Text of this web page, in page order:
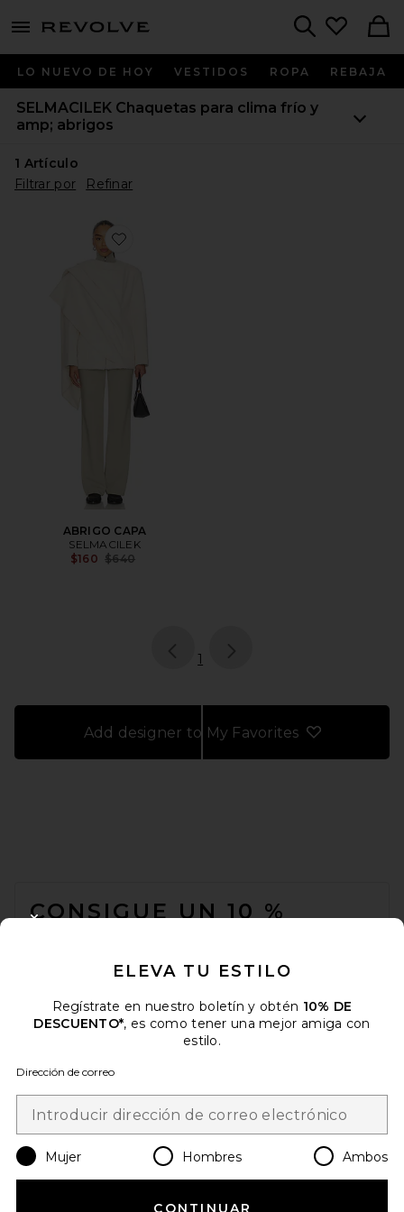
menu - shows more content
LO NUEVO DE HOY VESTIDOS ROPA REBAJA
SELMACILEK Chaquetas para clima frío y
amp; abrigos
1 Art­ículo
Filtrar por
Refinar
Favorite ABRIGO CAPA
ABRIGO CAPA
SELMACILEK
$160 Previous price:
$640
page
1
Add designer to My Favorites
CONSIGUE UN 10 %
Cuando se suscribe a nuestro boletín enviando su correo
privacidad
Change Country Regions
es USD
ELEVA TU ESTILO
Regístrate en nuestro boletín y obtén 10% DE
DESCUENTO*, es como tener una mejor amiga con
estilo.
Dirección de correo
Mujer Hombres Ambos
CONTINUAR